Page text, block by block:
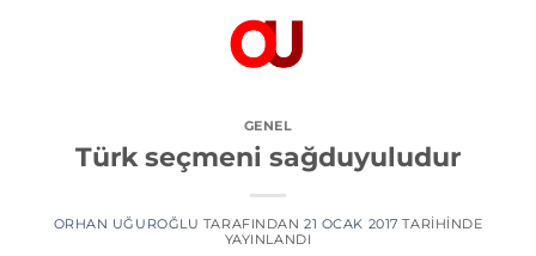
GENEL
Türk seçmeni sağduyuludur
ORHAN UĞUROĞLU TARAFINDAN 21 OCAK 2017 TARIHINDE
YAYINLANDI